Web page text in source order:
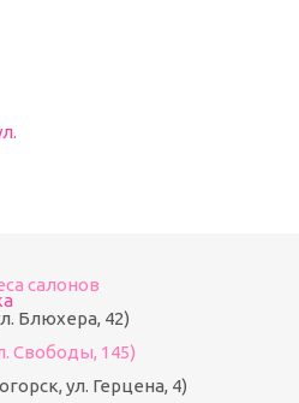
салонов
Блюхера, 42)
Свободы, 145)
ул. Герцена, 4)